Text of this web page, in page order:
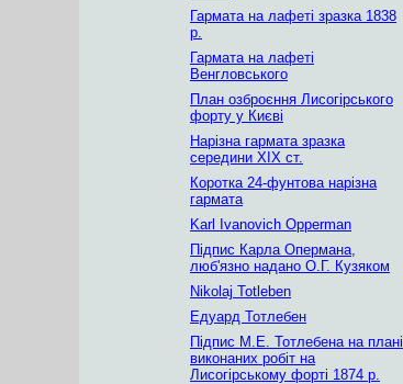
Гармата на лафеті зразка 1838
р.
Гармата на лафеті
Венгловського
План озброєння Лисогірського
форту у Києві
Нарізна гармата зразка
середини ХІХ ст.
Коротка 24-фунтова нарізна
гармата
Karl Ivanovich Opperman
Підпис Карла Опермана,
люб'язно надано О.Г. Кузяком
Nikolaj Totleben
Едуард Тотлебен
Підпис М.Е. Тотлебена на плані
виконаних робіт на
Лисогірському форті 1874 р.